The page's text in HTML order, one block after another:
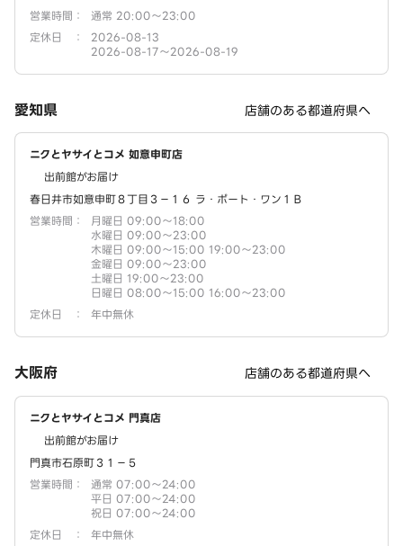
営業時間 ：
通常 20:00～23:00
定休日
：
2026-08-13
2026-08-17～2026-08-19
愛知県 店舗のある都道府県へ
ニクとヤサイとコメ 如意申町店
出前館がお届け
春日井市如意申町８丁目３－１６ ラ・ポート・ワン１Ｂ
営業時間 ：
月曜日 09:00～18:00
水曜日 09:00～23:00
木曜日 09:00～15:00 19:00～23:00
金曜日 09:00～23:00
土曜日 19:00～23:00
日曜日 08:00～15:00 16:00～23:00
定休日
： 年中無休
大阪府 店舗のある都道府県へ
ニクとヤサイとコメ 門真店
出前館がお届け
門真市石原町３１－５
営業時間 ：
通常 07:00～24:00
平日 07:00～24:00
祝日 07:00～24:00
定休日
： 年中無休